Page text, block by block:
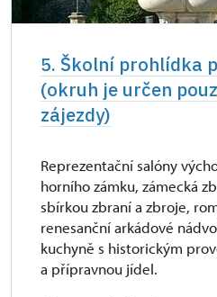
5. Školní prohlídka
(okruh je určen
zájezdy)
Reprezentační salóny
horního zámku, zámecká
sbírkou zbraní a zbroje,
renesanční arkádové
kuchyně s historickým
a přípravnou jídel.